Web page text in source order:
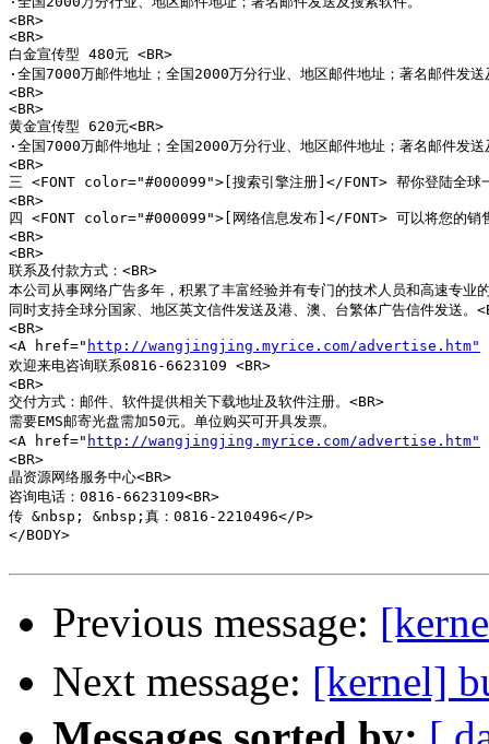
<BR>
<BR>
白金宣传型 480元 <BR>
·全国7000万邮件地址；全国2000万分行业、地区邮件地址；著名邮件发送
<BR>
<BR>
黄金宣传型 620元<BR>
·全国7000万邮件地址；全国2000万分行业、地区邮件地址；著名邮件发
<BR>
三 <FONT color="#000099">[搜索引擎注册]</FONT> 帮你登陆全球一
<BR>
四 <FONT color="#000099">[网络信息发布]</FONT> 可以将您的销售
<BR>
<BR>
联系及付款方式：<BR>
本公司从事网络广告多年，积累了丰富经验并有专门的技术人员和高速专
同时支持全球分国家、地区英文信件发送及港、澳、台繁体广告信件发送。
<BR>
<A href=" http://wangjingjing.myrice.com/advertise.htm"
欢迎来电咨询联系0816-6623109 <BR>
<BR>
交付方式：邮件、软件提供相关下载地址及软件注册。<BR>
需要EMS邮寄光盘需加50元。单位购买可开具发票。
<A href=" http://wangjingjing.myrice.com/advertise.htm"
<BR>
晶资源网络服务中心<BR>
咨询电话：0816-6623109<BR>
传 &nbsp; &nbsp;真：0816-2210496</P>
</BODY>
Previous message:
Next message: [kernel]